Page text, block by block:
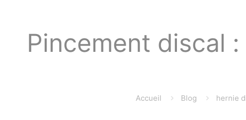
Pincement discal
Accueil Blog hernie